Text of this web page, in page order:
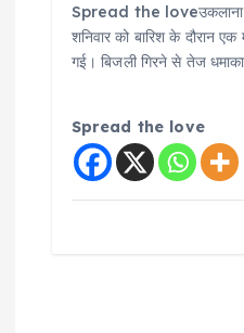
Spread the loveउकलाना
शनिवार को बारिश के दौरान
गई। बिजली गिरने से तेज
Spread the love